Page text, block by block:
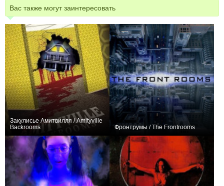
Вас также могут заинтересовать
Закулисье Амитвилля / Amityville
Backrooms
Фронтрумы / The Frontrooms